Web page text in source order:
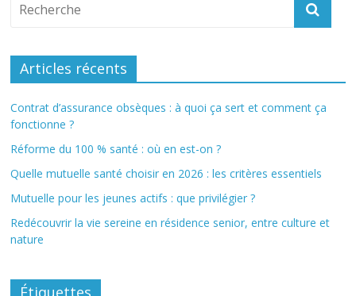
Articles récents
Contrat d’assurance obsèques : à quoi ça sert et comment ça
fonctionne ?
Réforme du 100 % santé : où en est-on ?
Quelle mutuelle santé choisir en 2026 : les critères essentiels
Mutuelle pour les jeunes actifs : que privilégier ?
Redécouvrir la vie sereine en résidence senior, entre culture et
nature
Étiquettes